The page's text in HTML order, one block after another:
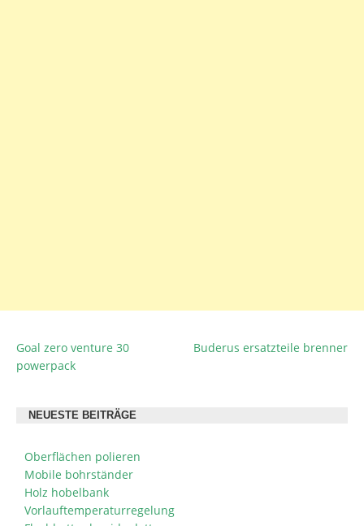
BEITRAGSNAVIGATION
Goal zero venture 30
powerpack
Buderus ersatzteile brenner
NEUESTE BEITRÄGE
Oberflächen polieren
Mobile bohrständer
Holz hobelbank
Vorlauftemperaturregelung